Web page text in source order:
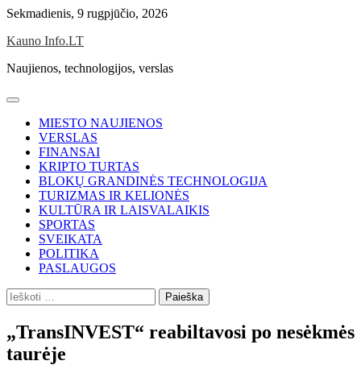
Skip
content
Sekmadienis, 9 rugpjūčio, 2026
Kauno Info.LT
Naujienos, technologijos, verslas
MIESTO NAUJIENOS
VERSLAS
FINANSAI
KRIPTO TURTAS
BLOKŲ GRANDINĖS TECHNOLOGIJA
TURIZMAS IR KELIONĖS
KULTŪRA IR LAISVALAIKIS
SPORTAS
SVEIKATA
POLITIKA
PASLAUGOS
Ieškoti:
„TransINVEST“ reabiltavosi po nesėkmės
taurėje